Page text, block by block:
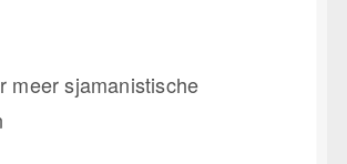
meer sjamanistische